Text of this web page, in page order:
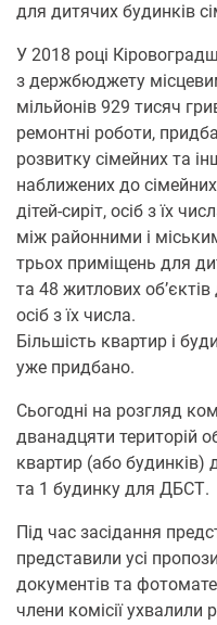
для дитячих будинків
У 2018 році
з держбюджету
мільйонів 929 тисяч
ремонтні роботи,
розвитку сімейних та
наближених до
дітей-сиріт, осіб з їх
між районними і
трьох приміщень для
та 48 житлових об’єктів
осіб з їх числа.
Більшість квартир і
уже придбано.
Сьогодні на розгляд
дванадцяти територій
квартир (або будинків)
та 1 будинку для ДБСТ.
Під час засідання
представили усі
документів та
члени комісії ухвалили